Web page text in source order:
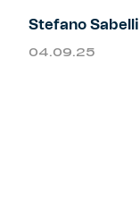
Stefano Sabelli
04.09.25